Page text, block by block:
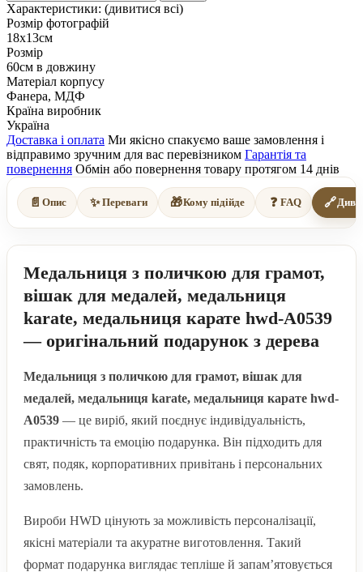
Характеристики: (дивитися всі)
Розмір фотографій
18х13см
Розмір
60см в довжину
Матеріал корпусу
Фанера, МДФ
Країна виробник
Україна
Доставка і оплата Ми якісно спакуємо ваше замовлення і
відправимо зручним для вас перевізником Гарантія та
повернення Обмін або повернення товару протягом 14 днів
📄 Опис ✨ Переваги 🎁Кому підійде ❓ FAQ 🔗
Медальниця з поличкою для грамот,
вішак для медалей, медальниця
karate, медальниця карате hwd-А0539
— оригінальний подарунок з дерева
Медальниця з поличкою для грамот, вішак для
медалей, медальниця karate, медальниця карате hwd-
А0539 — це виріб, який поєднує індивідуальність,
практичність та емоцію подарунка. Він підходить для
свят, подяк, корпоративних привітань і персональних
замовлень.
Вироби HWD цінують за можливість персоналізації,
якісні матеріали та акуратне виготовлення. Такий
формат подарунка виглядає тепліше й запам’ятовується